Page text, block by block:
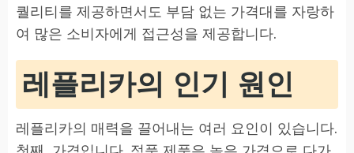
퀄리티를 제공하면서도 부담 없는 가격대를 자랑하
여 많은 소비자에게 접근성을 제공합니다.
레플리카의 인기 원인
레플리카의 매력을 끌어내는 여러 요인이 있습니다.